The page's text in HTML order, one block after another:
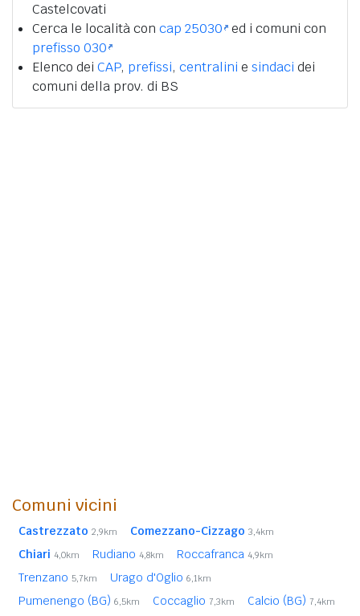
Castelcovati
Cerca le località con cap 25030 ed i comuni con
prefisso 030
Elenco dei CAP, prefissi, centralini e sindaci dei
comuni della prov. di BS
Comuni vicini
Castrezzato 2,9km Comezzano-Cizzago 3,4km
Chiari 4,0km Rudiano 4,8km Roccafranca 4,9km
Trenzano 5,7km Urago d'Oglio 6,1km
Pumenengo (BG) 6,5km Coccaglio 7,3km Calcio (BG) 7,4km